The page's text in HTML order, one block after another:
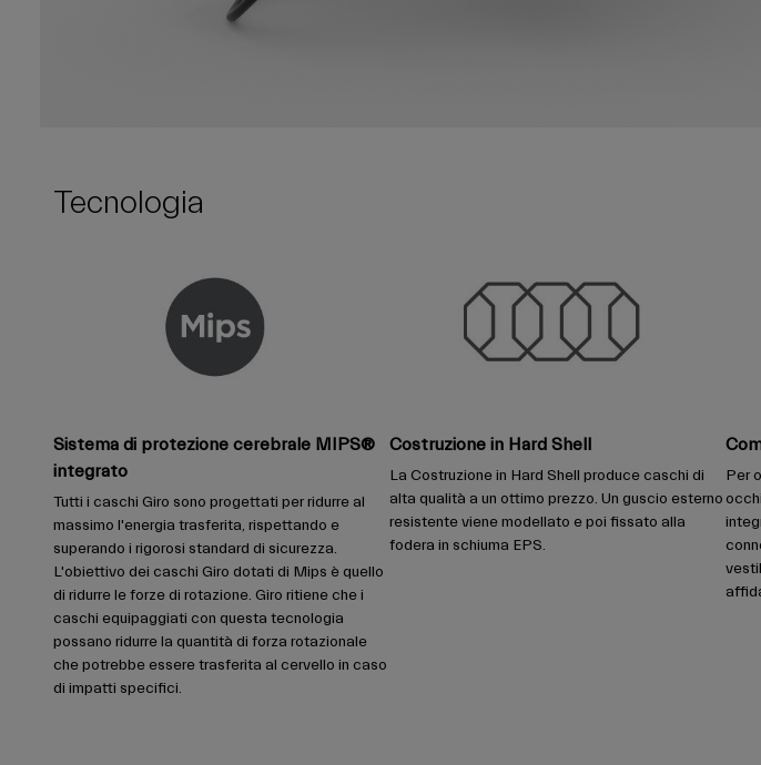
Tecnologia
Sistema di protezione cerebrale MIPS®
integrato
Tutti i caschi Giro sono progettati per ridurre al
massimo l'energia trasferita, rispettando e
superando i rigorosi standard di sicurezza.
L'obiettivo dei caschi Giro dotati di Mips è quello
di ridurre le forze di rotazione. Giro ritiene che i
caschi equipaggiati con questa tecnologia
possano ridurre la quantità di forza rotazionale
che potrebbe essere trasferita al cervello in caso
di impatti specifici.
Costruzione in Hard Shell
La Costruzione in Hard Shell produce caschi di
alta qualità a un ottimo prezzo. Un guscio esterno
resistente viene modellato e poi fissato alla
fodera in schiuma EPS.
Per